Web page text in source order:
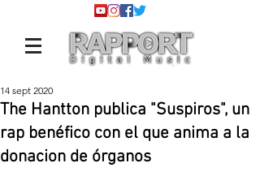
The Hantton publica "Suspiros", un
rap benéfico con el que anima a la
donacion de órganos
14 sept 2020